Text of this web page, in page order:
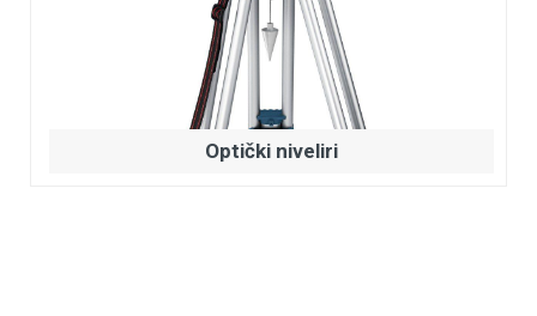
Optički niveliri